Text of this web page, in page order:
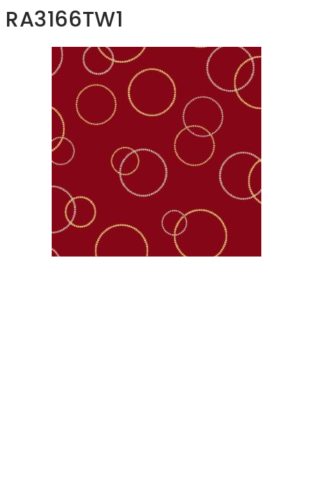
RA3166TW1